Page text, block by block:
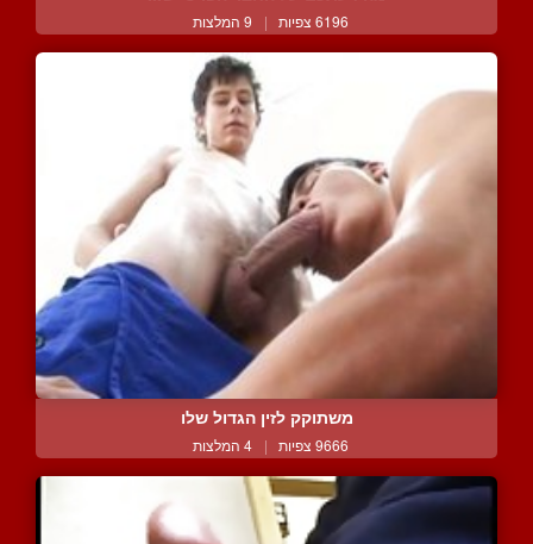
6196 צפיות | 9 המלצות
משתוקק לזין הגדול שלו
9666 צפיות | 4 המלצות